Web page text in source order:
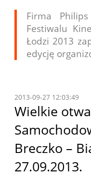
Firma
Festiwalu
Łodzi 2013
edycję
2013-09-27 12:03:49
Wielkie
Breczko –
27.09.2013.